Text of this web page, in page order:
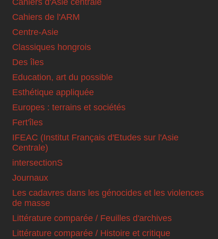
Cahiers d'Asie centrale
Cahiers de l'ARM
Centre-Asie
Classiques hongrois
Des îles
Education, art du possible
Esthétique appliquée
Europes : terrains et sociétés
Fert'îles
IFEAC (Institut Français d'Etudes sur l'Asie
Centrale)
intersectionS
Journaux
Les cadavres dans les génocides et les violences
de masse
Littérature comparée / Feuilles d'archives
Littérature comparée / Histoire et critique